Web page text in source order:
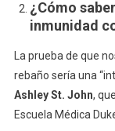
¿Cómo
inmunidad
La prueba de que
rebaño sería una
Ashley St. John,
Escuela Médica